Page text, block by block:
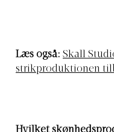
Læs også: Skall
strikproduktionen
Hvilket